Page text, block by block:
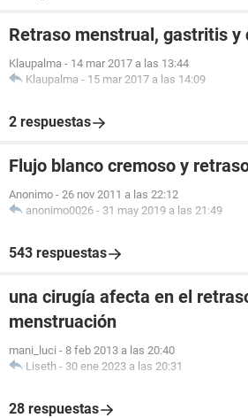
Retraso menstrual, gastritis y
Klaupalma - 14 mar 2017 a las 13:44
Klaupalma - 15 mar 2017 a las 14:09
2 respuestas
Flujo blanco cremoso y
Anonimo - 26 nov 2011 a las 22:12
anonimo0026 - 31 may 2019 a las 21:49
543 respuestas
una cirugía afecta en el
menstruación
mani_luci - 8 feb 2013 a las 20:40
Liseth - 30 ene 2023 a las 20:31
28 respuestas